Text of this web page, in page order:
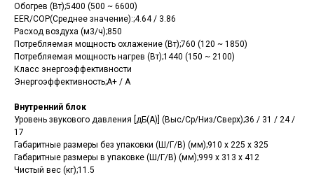
Обогрев (Вт);5400 (500 ~ 6600)
EER/COP(Среднее значение):;4.64 / 3.86
Расход воздуха (м3/ч);850
Потребляемая мощность охлажение (Вт);760 (120 ~ 1850)
Потребляемая мощность нагрев (Вт);1440 (150 ~ 2100)
Класс энергоэффективности
Энергоэффективность;A+ / A
Внутренний блок
Уровень звукового давления [дБ(А)] (Выс/Ср/Низ/Сверх);36 / 31 / 24 /
17
Габаритные размеры без упаковки (Ш/Г/В) (мм);910 х 225 х 325
Габаритные размеры в упаковке (Ш/Г/В) (мм);999 х 313 х 412
Чистый вес (кг);11.5